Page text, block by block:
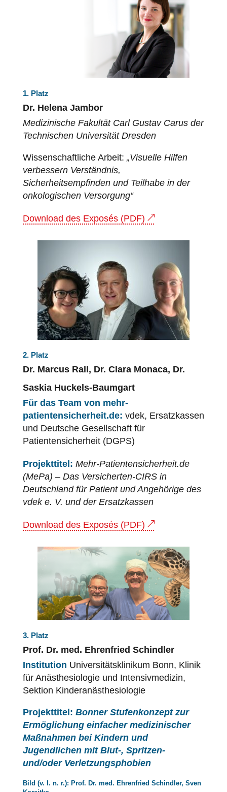
1. Platz
Dr. Helena Jambor
Medizinische Fakultät Carl Gustav Carus der
Technischen Universität Dresden
Wissenschaftliche Arbeit: „Visuelle Hilfen
verbessern Verständnis,
Sicherheitsempfinden und Teilhabe in der
onkologischen Versorgung“
Download des Exposés (PDF)
2. Platz
Dr. Marcus Rall, Dr. Clara Monaca, Dr.
Saskia Huckels-Baumgart
Für das Team von mehr-
patientensicherheit.de: vdek, Ersatzkassen
und Deutsche Gesellschaft für
Patientensicherheit(DGPS)
Projekttitel: Mehr-Patientensicherheit.de
(MePa) – Das Versicherten-CIRS in
Deutschland für Patientund Angehörige des
vdek e. V. und der Ersatzkassen
Download des Exposés (PDF)
3. Platz
Prof. Dr. med. Ehrenfried Schindler
Institution Universitätsklinikum Bonn, Klinik
für Anästhesiologie und Intensivmedizin,
Sektion Kinderanästhesiologie
Projekttitel: Bonner Stufenkonzept zur
Ermöglichung einfacher medizinischer
Maßnahmen bei Kindern und
Jugendlichen mit Blut-, Spritzen-
und/oder Verletzungsphobien
Bild (v. l. n. r.): Prof. Dr. med. Ehrenfried Schindler, Sven